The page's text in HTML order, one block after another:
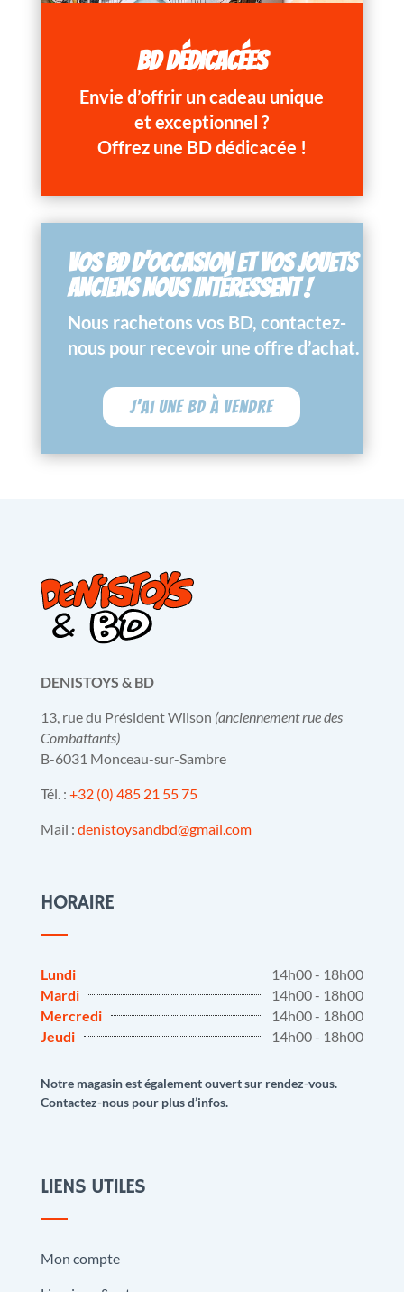
BD DÉDICACÉES
Envie d’offrir un cadeau unique
et exceptionnel ?
Offrez une BD dédicacée !
VOS BD D’OCCASION ET VOS JOUETS
ANCIENS NOUS INTÉRESSENT !
Nous rachetons vos BD, contactez-
nous pour recevoir une offre d’achat.
J'ai une BD à vendre
DENISTOYS & BD
13, rue du Président Wilson (anciennement rue des
Combattants)
B-6031 Monceau-sur-Sambre
Tél. : +32 (0) 485 21 55 75
Mail : denistoysandbd@gmail.com
HORAIRE
Lundi
14h00 - 18h00
Mardi
14h00 - 18h00
Mercredi
14h00 - 18h00
Jeudi
14h00 - 18h00
Notre magasin est également ouvert sur rendez-vous.
Contactez-nous pour plus d’infos.
LIENS UTILES
Mon compte